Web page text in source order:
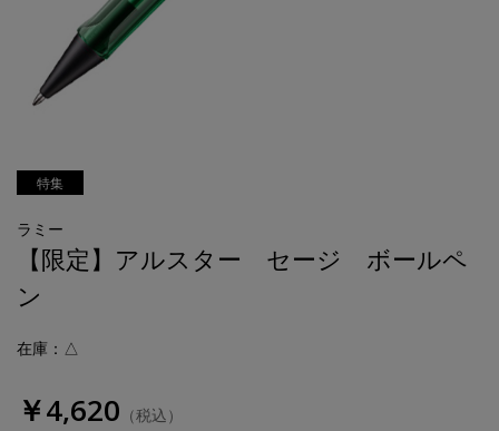
特集
ラミー
【限定】アルスター セージ ボールペ
ン
在庫：△
￥4,620 （税込）